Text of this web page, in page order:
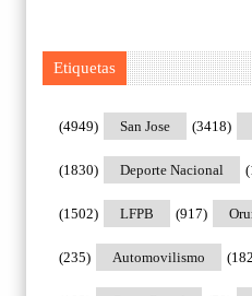
Etiquetas
San Jose
(4949) (3418)
Deporte Nacional
(1830)
LFPB
(1502) (917)
Automovilismo
(235)